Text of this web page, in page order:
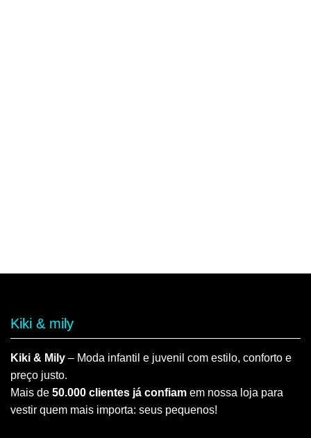
Kiki & mily
Kiki & Mily – Moda infantil e juvenil com estilo, conforto e
preço justo.
Mais de 50.000 clientes já confiam em nossa loja para
vestir quem mais importa: seus pequenos!